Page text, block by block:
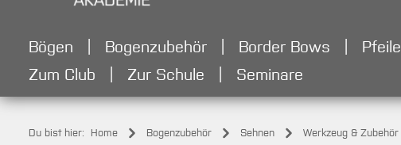
Bögen Bogenzubehör Border Bows Pfeile
Zum Club
Zur Schule Seminare
Du bist hier: Home Bogenzubehör Sehnen Werkzeug & Zubehör